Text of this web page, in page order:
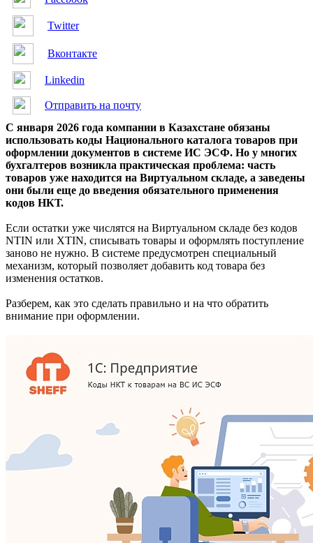
Twitter
Вконтакте
Linkedin
Отправить на почту
С января 2026 года компании в Казахстане обязаны
использовать коды Национального каталога товаров при
оформлении документов в системе ИС ЭСФ. Но у многих
бухгалтеров возникла практическая проблема: часть
товаров уже находится на Виртуальном складе, а заведены
они были еще до введения обязательного применения
кодов НКТ.
Если остатки уже числятся на Виртуальном складе без кодов
NTIN или XTIN, списывать товары и оформлять поступление
заново не нужно. В системе предусмотрен специальный
механизм, который позволяет добавить код товара без
изменения остатков.
Разберем, как это сделать правильно и на что обратить
внимание при оформлении.